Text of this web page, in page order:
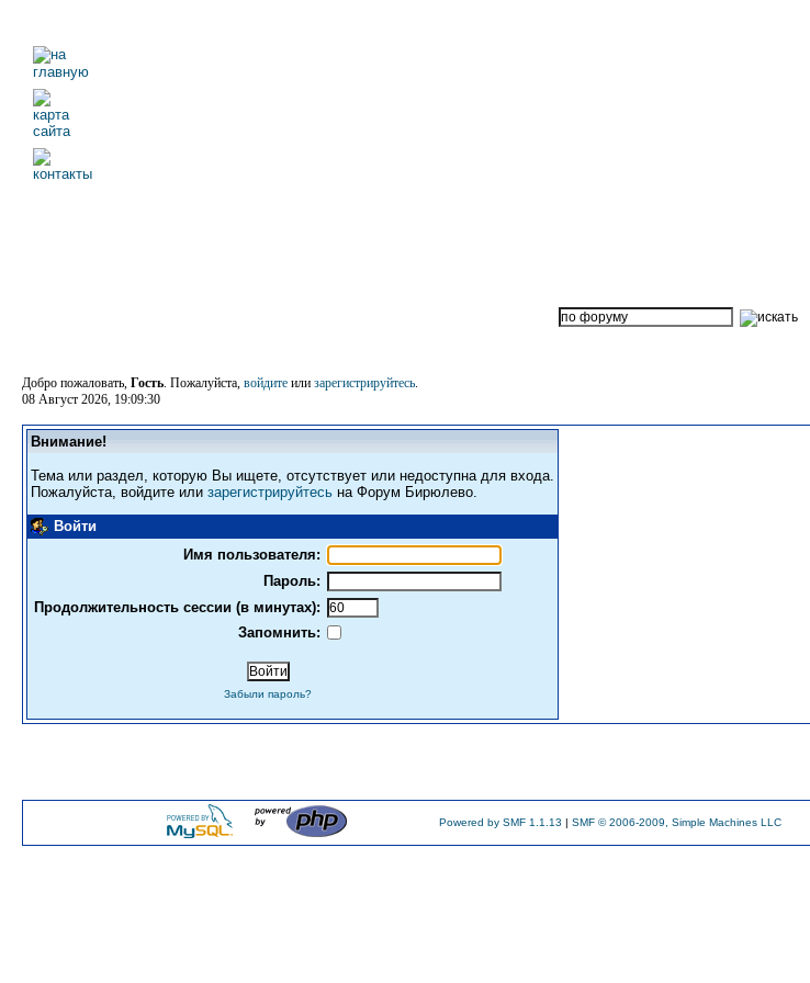
Добро пожаловать, Гость. Пожалуйста, войдите или зарегистрируйтесь.
08 Август 2026, 19:09:30
Внимание!
Тема или раздел, которую Вы ищете, отсутствует или недоступна для входа.
Пожалуйста, войдите или зарегистрируйтесь на Форум Бирюлево.
Войти
Имя пользователя:
Пароль:
Продолжительность сессии (в минутах):
Запомнить:
Забыли пароль?
Powered by SMF 1.1.13 | SMF © 2006-2009, Simple Machines LLC